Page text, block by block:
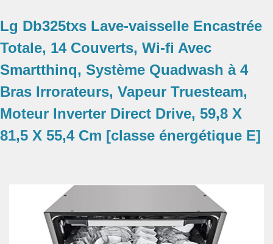
Lg Db325txs Lave-vaisselle Encastrée
Totale, 14 Couverts, Wi-fi Avec
Smartthinq, Système Quadwash à 4
Bras Irrorateurs, Vapeur Truesteam,
Moteur Inverter Direct Drive, 59,8 X
81,5 X 55,4 Cm [classe énergétique E]